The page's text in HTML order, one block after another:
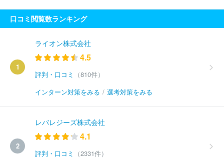
口コミ閲覧数ランキング
1
ライオン株式会社
4.5
評判・口コミ
（810件）
インターン対策をみる / 選考対策をみる
2
レバレジーズ株式会社
4.1
評判・口コミ
（2331件）